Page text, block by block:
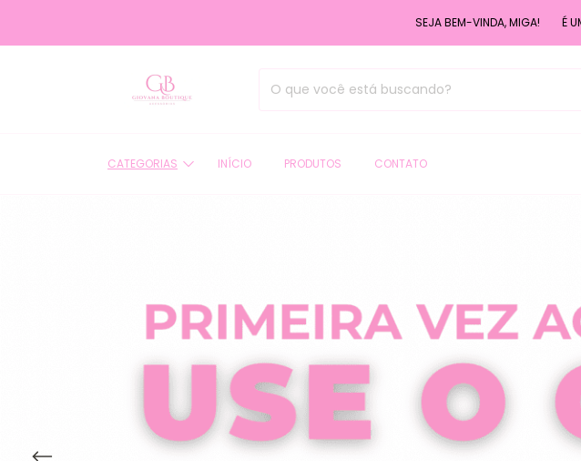
SEJA BEM-VINDA, MIGA! É UM PRAZER TÊ-
CATEGORIAS INÍCIO PRODUTOS CONTATO